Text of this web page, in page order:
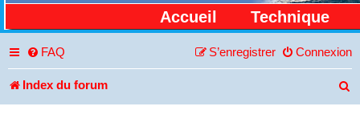
Accueil Technique
FAQ Connexion
S’enregistrer
Index du forum